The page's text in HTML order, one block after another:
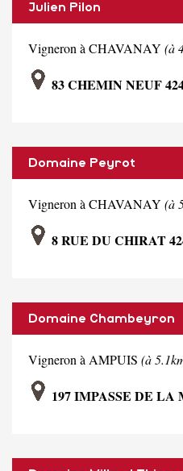
Julien Pilon
Vigneron à CHAVANAY (à
83 CHEMIN NEUF
Domaine Peyrot
Vigneron à CHAVANAY (à
8 RUE DU CHIRAT
Domaine Chambeyron
Vigneron à AMPUIS (à
197 IMPASSE DE LA